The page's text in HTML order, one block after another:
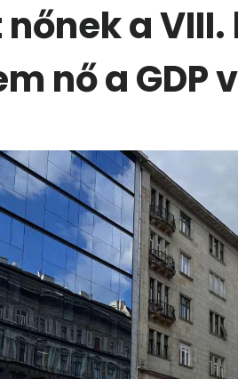
a
nő a GDP